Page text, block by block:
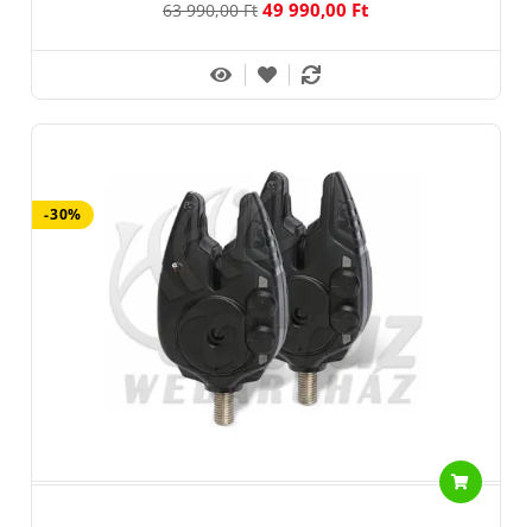
63 990,00 Ft 49 990,00 Ft
-30%